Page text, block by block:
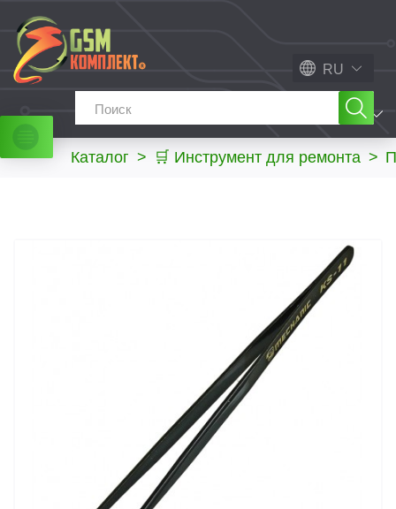
RU
МЕНЮ
Каталог > 🛒 Инструмент для ремонта >